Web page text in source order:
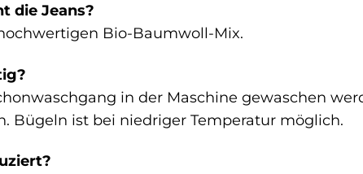
die Jeans?
Bio-Baumwoll-Mix.
in der Maschine gewaschen
Bügeln ist bei niedriger Temperatur möglich.